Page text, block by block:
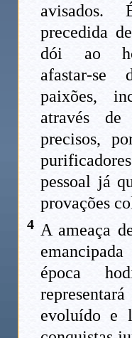
precedida
dói ao
afastar-se
paixões,
através de
precisos,
pessoal já
provações
4 A ameaça
época
evoluído e